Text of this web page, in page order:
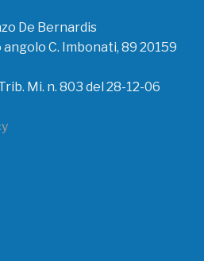
De Bernardis
angolo C. Imbonati, 89 20159
Mi. n. 803 del 28-12-06